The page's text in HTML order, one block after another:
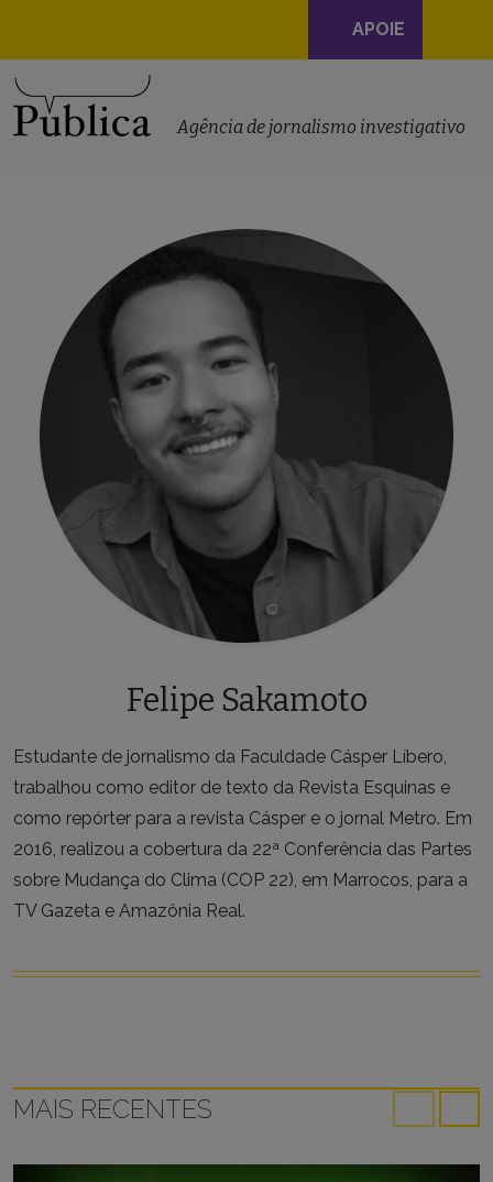
Navegação
principal
APOIE
Agência de jornalismo investigativo
Felipe Sakamoto
Estudante de jornalismo da Faculdade Cásper Líbero,
trabalhou como editor de texto da Revista Esquinas e
como repórter para a revista Cásper e o jornal Metro. Em
2016, realizou a cobertura da 22ª Conferência das Partes
sobre Mudança do Clima (COP 22), em Marrocos, para a
TV Gazeta e Amazônia Real.
MAIS RECENTES